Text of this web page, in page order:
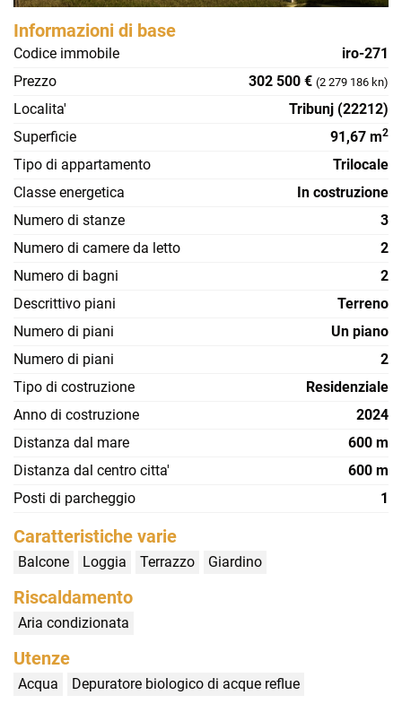
Informazioni di base
Codice immobile
iro-271
Prezzo
302 500 € (2 279 186 kn)
Localita'
Tribunj (22212)
Superficie
91,67 m2
Tipo di appartamento
Trilocale
Classe energetica
In costruzione
Numero di stanze
3
Numero di camere da letto
2
Numero di bagni
2
Descrittivo piani
Terreno
Numero di piani
Un piano
Numero di piani
2
Tipo di costruzione
Residenziale
Anno di costruzione
2024
Distanza dal mare
600 m
Distanza dal centro citta'
600 m
Posti di parcheggio
1
Caratteristiche varie
Balcone Loggia Terrazzo Giardino
Riscaldamento
Aria condizionata
Utenze
Acqua Depuratore biologico di acque reflue